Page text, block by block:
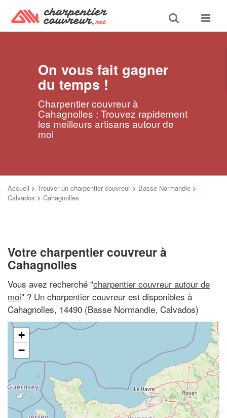
Toggle
search
Toggle
On vous fait gagner
du temps !
Charpentier couvreur à
Cahagnolles : Trouvez rapidement
les meilleurs artisans autour de
moi
Accueil > Trouver un charpentier couvreur > Basse Normandie >
Calvados > Cahagnolles
Votre charpentier couvreur à
Cahagnolles
Vous avez recherché "charpentier couvreur autour de
moi" ? Un charpentier couvreur est disponibles à
Cahagnolles, 14490 (Basse Normandie, Calvados)
+
−